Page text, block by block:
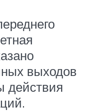
выходов
действия